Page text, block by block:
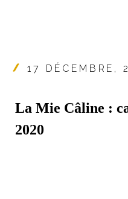
17 DÉCEMBRE,
La Mie Câline :
2020